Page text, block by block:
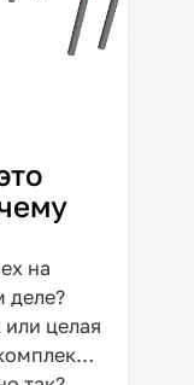
на
деле?
целая